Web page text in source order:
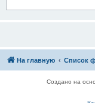
На главную Список
Создано на